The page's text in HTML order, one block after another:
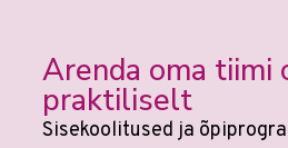
Arenda oma tiimi
praktiliselt
Sisekoolitused ja